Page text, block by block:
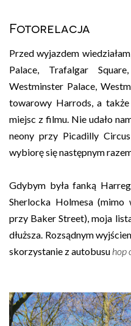
Fotorelacja
Przed wyjazdem
Palace, Trafalgar
Westminster Palace,
towarowy Harrods, a
miejsc z filmu. Nie udało
neony przy Picadilly
wybiorę się następnym
Gdybym była fanką
Sherlocka Holmesa
przy Baker Street), moja
dłuższa. Rozsądnym
skorzystanie z autobusu hop